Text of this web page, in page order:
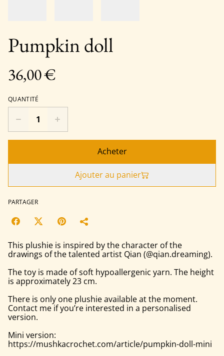
Pumpkin doll
36,00 €
QUANTITÉ
Acheter
Ajouter au panier
PARTAGER
This plushie is inspired by the character of the
drawings of the talented artist Qian (@qian.dreaming).
The toy is made of soft hypoallergenic yarn. The height
is approximately 23 cm.
There is only one plushie available at the moment.
Contact me if you’re interested in a personalised
version.
Mini version:
https://mushkacrochet.com/article/pumpkin-doll-mini